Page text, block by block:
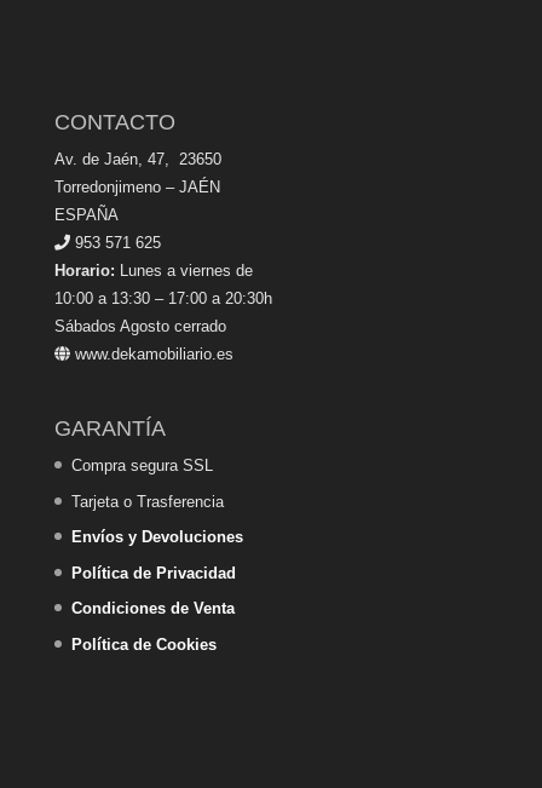
CONTACTO
Av. de Jaén, 47, 23650
Torredonjimeno – JAÉN
ESPAÑA
953 571 625
Horario: Lunes a viernes de
10:00 a 13:30 – 17:00 a 20:30h
Sábados Agosto cerrado
www.dekamobiliario.es
GARANTÍA
Compra segura SSL
Tarjeta o Trasferencia
Envíos y Devoluciones
Política de Privacidad
Condiciones de Venta
Política de Cookies